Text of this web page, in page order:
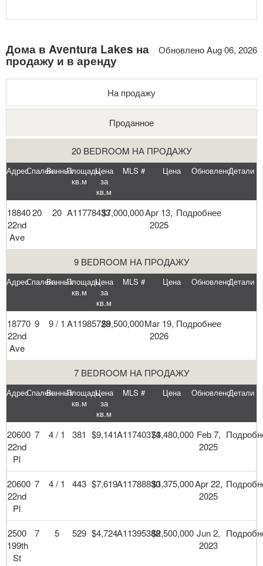
Обновлено Aug 06, 2026
Дома в Aventura Lakes на
продажу и в аренду
На продажу
Проданное
20 BEDROOM НА ПРОДАЖУ
АдресСпаленВанныхПлощадь
кв.м
Цена
за
кв.м
MLS # Цена ОбновленоДетали
18840
22nd
Ave
20 20 A11778433$7,000,000Apr 13,
2025
Подробнее
9 BEDROOM НА ПРОДАЖУ
АдресСпаленВанныхПлощадь
кв.м
Цена
за
кв.м
MLS # Цена ОбновленоДетали
18770
22nd
Ave
9 9 / 1 A11985728$9,500,000Mar 19,
2026
Подробнее
7 BEDROOM НА ПРОДАЖУ
АдресСпаленВанныхПлощадь
кв.м
Цена
за
кв.м
MLS # Цена ОбновленоДетали
20600
22nd
Pl
7 4 / 1 381 $9,141A11740374$3,480,000 Feb 7,
2025
20600
22nd
Pl
7 4 / 1 443 $7,619A11788830$3,375,000Apr 22,
2025
2500
199th
St
7 5 529 $4,724A11395388$2,500,000 Jun 2,
2023